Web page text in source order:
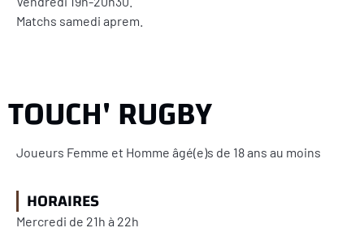
Matchs samedi aprem.
TOUCH' RUGBY
Joueurs Femme et Homme âgé(e)s de 18 ans au moins
HORAIRES
Mercredi de 21h à 22h